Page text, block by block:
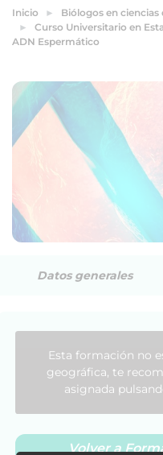
Inicio Biólogos en ciencias
Curso Universitario en
ADN Espermático
Datos generales
Esta formación no
geográfica, te
asignada
Volver a